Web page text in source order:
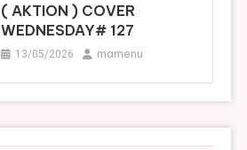
( AKTION ) COVER
WEDNESDAY# 127
13/05/2026 mamenu